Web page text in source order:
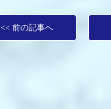
<< 前の記事へ